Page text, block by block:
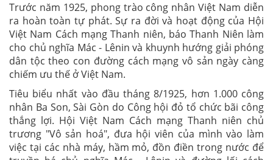
Trước năm 1925, phong trào công nhân Việt Nam diễn
ra hoàn toàn tự phát. Sự ra đời và hoạt động của Hội
Việt Nam Cách mạng Thanh niên, báo Thanh Niên làm
cho chủ nghĩa Mác - Lênin và khuynh hướng giải phóng
dân tộc theo con đường cách mạng vô sản ngày càng
chiếm ưu thế ở Việt Nam.
Tiêu biểu nhất vào đầu tháng 8/1925, hơn 1.000 công
nhân Ba Son, Sài Gòn do Công hội đỏ tổ chức bãi công
thắng lợi. Hội Việt Nam Cách mạng Thanh niên chủ
trương "Vô sản hoá", đưa hội viên của mình vào làm
việc tại các nhà máy, hầm mỏ, đồn điền trong nước để